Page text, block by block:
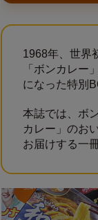
1968年、世界
「ボンカレー
になった特別
本誌では、ボ
カレー」のお
お届けする一